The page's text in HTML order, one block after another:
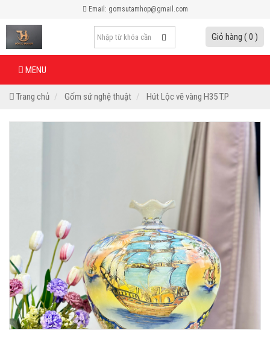
Email: gomsutamhop@gmail.com
Giỏ hàng ( 0 )
MENU
Trang chủ Gốm sứ nghệ thuật Hút Lộc vẽ vàng H35 T.P